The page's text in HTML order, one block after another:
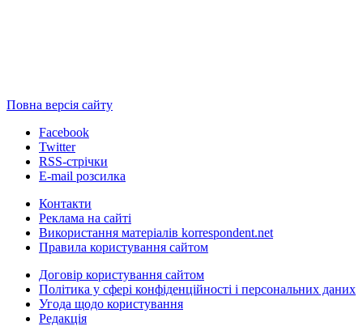
Повна версія сайту
Facebook
Twitter
RSS-стрічки
E-mail розсилка
Контакти
Реклама на сайті
Використання матеріалів korrespondent.net
Правила користування сайтом
Договір користування сайтом
Політика у сфері конфіденційності і персональних даних
Угода щодо користування
Редакція